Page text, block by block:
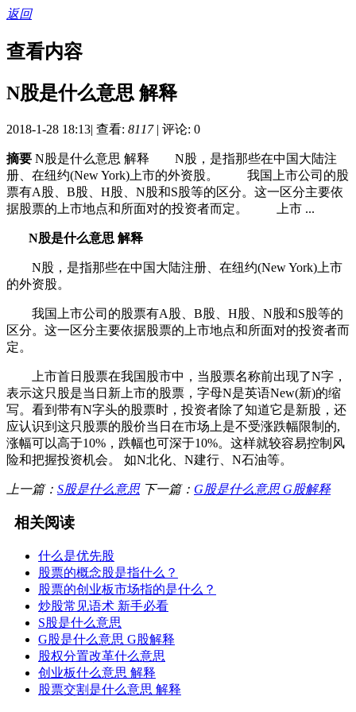
返回
查看内容
N股是什么意思 解释
2018-1-28 18:13| 查看: 8117 | 评论: 0
摘要 N股是什么意思 解释 N股，是指那些在中国大陆注
册、在纽约(New York)上市的外资股。 我国上市公司的股
票有A股、B股、H股、N股和S股等的区分。这一区分主要依
据股票的上市地点和所面对的投资者而定。 上市 ...
N股是什么意思 解释
N股，是指那些在中国大陆注册、在纽约(New York)上市
的外资股。
我国上市公司的股票有A股、B股、H股、N股和S股等的
区分。这一区分主要依据股票的上市地点和所面对的投资者而
定。
上市首日股票在我国股市中，当股票名称前出现了N字，
表示这只股是当日新上市的股票，字母N是英语New(新)的缩
写。看到带有N字头的股票时，投资者除了知道它是新股，还
应认识到这只股票的股价当日在市场上是不受涨跌幅限制的,
涨幅可以高于10%，跌幅也可深于10%。这样就较容易控制风
险和把握投资机会。 如N北化、N建行、N石油等。
上一篇： S股是什么意思 下一篇： G股是什么意思 G股解释
相关阅读
什么是优先股
股票的概念股是指什么？
股票的创业板市场指的是什么？
炒股常见语术 新手必看
S股是什么意思
G股是什么意思 G股解释
股权分置改革什么意思
创业板什么意思 解释
股票交割是什么意思 解释